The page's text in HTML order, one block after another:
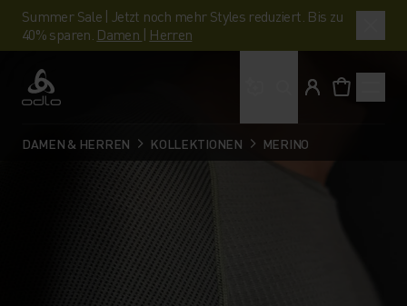
Summer Sale | Jetzt noch mehr Styles reduziert. Bis zu
40% sparen. Damen | Herren
Odlo
DAMEN & HERREN KOLLEKTIONEN MERINO